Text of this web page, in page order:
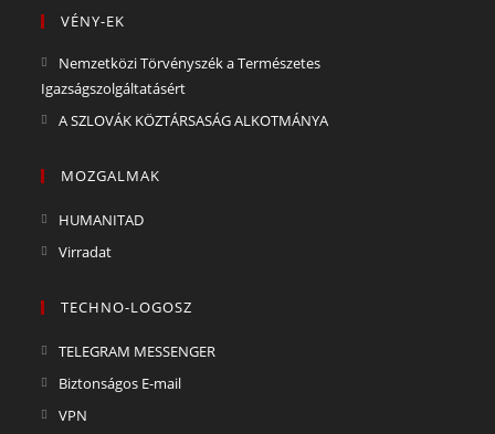
VÉNY-EK
Nemzetközi Törvényszék a Természetes
Igazságszolgáltatásért
A SZLOVÁK KÖZTÁRSASÁG ALKOTMÁNYA
MOZGALMAK
HUMANITAD
Virradat
TECHNO-LOGOSZ
TELEGRAM MESSENGER
Biztonságos E-mail
VPN